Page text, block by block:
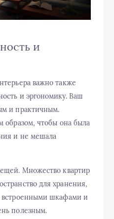
и
важно также
и эргономику. Ваш
и практичным.
образом, чтобы она была
и не мешала
Множество квартир
для хранения,
встроенными шкафами и
полезным.